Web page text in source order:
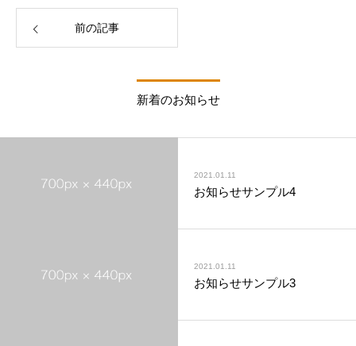
前の記事
新着のお知らせ
2021.01.11
お知らせサンプル4
2021.01.11
お知らせサンプル3